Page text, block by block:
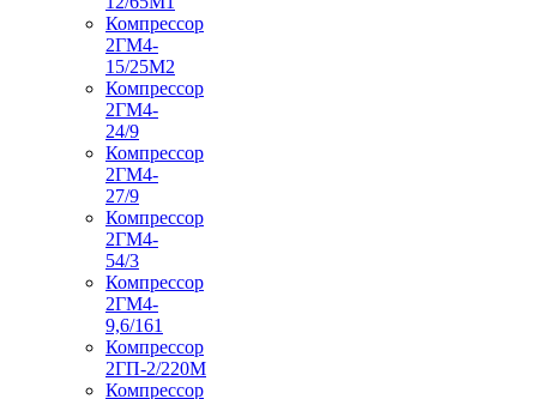
Компрессор
2ГМ4-
15/25М2
Компрессор
2ГМ4-
24/9
Компрессор
2ГМ4-
27/9
Компрессор
2ГМ4-
54/3
Компрессор
2ГМ4-
9,6/161
Компрессор
2ГП-2/220М
Компрессор